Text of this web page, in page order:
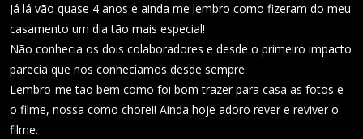
Já lá vão quase 4 anos e ainda me lembro como fizeram do meu
casamento um dia tão mais especial!
Não conhecia os dois colaboradores e desde o primeiro impacto
parecia que nos conhecíamos desde sempre.
Lembro-me tão bem como foi bom trazer para casa as fotos e
o filme, nossa como chorei! Ainda hoje adoro rever e reviver o
filme.